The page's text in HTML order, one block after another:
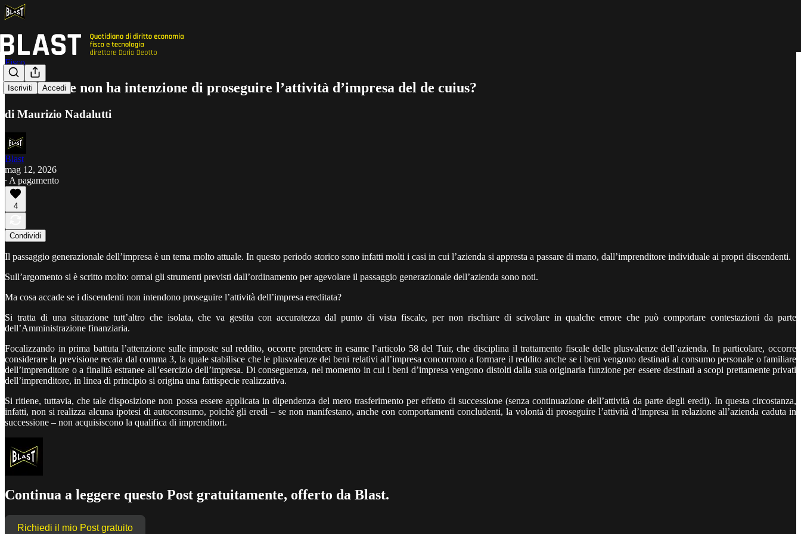
Iscriviti Accedi
Fisco
E se l’erede non ha intenzione di proseguire l’attività d’impresa del de cuius?
di Maurizio Nadalutti
Blast
mag 12, 2026
∙ A pagamento
4
Condividi
Il passaggio generazionale dell’impresa è un tema molto attuale. In questo periodo storico sono infatti molti i casi in cui l’azienda si appresta a passare di mano, dall’imprenditore individuale ai propri discendenti.
Sull’argomento si è scritto molto: ormai gli strumenti previsti dall’ordinamento per agevolare il passaggio generazionale dell’azienda sono noti.
Ma cosa accade se i discendenti non intendono proseguire l’attività dell’impresa ereditata?
Si tratta di una situazione tutt’altro che isolata, che va gestita con accuratezza dal punto di vista fiscale, per non rischiare di scivolare in qualche errore che può comportare contestazioni da parte
dell’Amministrazione finanziaria.
Focalizzando in prima battuta l’attenzione sulle imposte sul reddito, occorre prendere in esame l’articolo 58 del Tuir, che disciplina il trattamento fiscale delle plusvalenze dell’azienda. In particolare, occorre
considerare la previsione recata dal comma 3, la quale stabilisce che le plusvalenze dei beni relativi all’impresa concorrono a formare il reddito anche se i beni vengono destinati al consumo personale o familiare
dell’imprenditore o a finalità estranee all’esercizio dell’impresa. Di conseguenza, nel momento in cui i beni d’impresa vengono distolti dalla sua originaria funzione per essere destinati a scopi prettamente privati
dell’imprenditore, in linea di principio si origina una fattispecie realizzativa.
Si ritiene, tuttavia, che tale disposizione non possa essere applicata in dipendenza del mero trasferimento per effetto di successione (senza continuazione dell’attività da parte degli eredi). In questa circostanza,
infatti, non si realizza alcuna ipotesi di autoconsumo, poiché gli eredi – se non manifestano, anche con comportamenti concludenti, la volontà di proseguire l’attività d’impresa in relazione all’azienda caduta in
successione – non acquisiscono la qualifica di imprenditori.
Continua a leggere questo Post gratuitamente, offerto da Blast.
Richiedi il mio Post gratuito